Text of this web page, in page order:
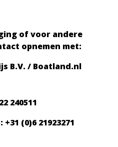
of voor andere
opnemen met:
B.V. / Boatland.nl
240511
(0)6 21923271